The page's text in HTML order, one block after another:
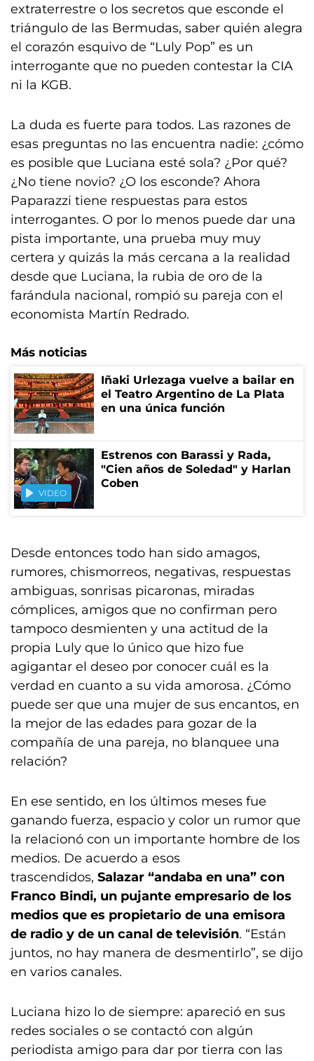
extraterrestre o los secretos que esconde el
triángulo de las Bermudas, saber quién alegra
el corazón esquivo de “Luly Pop” es un
interrogante que no pueden contestar la CIA
ni la KGB.
La duda es fuerte para todos. Las razones de
esas preguntas no las encuentra nadie: ¿cómo
es posible que Luciana esté sola? ¿Por qué?
¿No tiene novio? ¿O los esconde? Ahora
Paparazzi tiene respuestas para estos
interrogantes. O por lo menos puede dar una
pista importante, una prueba muy muy
certera y quizás la más cercana a la realidad
desde que Luciana, la rubia de oro de la
farándula nacional, rompió su pareja con el
economista Martín Redrado.
Más noticias
Iñaki Urlezaga vuelve a bailar en
el Teatro Argentino de La Plata
en una única función
VIDEO
Estrenos con Barassi y Rada,
"Cien años de Soledad" y Harlan
Coben
Desde entonces todo han sido amagos,
rumores, chismorreos, negativas, respuestas
ambiguas, sonrisas picaronas, miradas
cómplices, amigos que no confirman pero
tampoco desmienten y una actitud de la
propia Luly que lo único que hizo fue
agigantar el deseo por conocer cuál es la
verdad en cuanto a su vida amorosa. ¿Cómo
puede ser que una mujer de sus encantos, en
la mejor de las edades para gozar de la
compañía de una pareja, no blanquee una
relación?
En ese sentido, en los últimos meses fue
ganando fuerza, espacio y color un rumor que
la relacionó con un importante hombre de los
medios. De acuerdo a esos
trascendidos, Salazar “andaba en una” con
Franco Bindi, un pujante empresario de los
medios que es propietario de una emisora
de radio y de un canal de televisión. “Están
juntos, no hay manera de desmentirlo”, se dijo
en varios canales.
Luciana hizo lo de siempre: apareció en sus
redes sociales o se contactó con algún
periodista amigo para dar por tierra con las